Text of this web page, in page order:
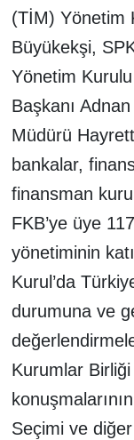
(TİM) Yönetim
Büyükekşi,
Yönetim
Başkanı
Müdürü
bankalar,
finansman
FKB’ye üye
yönetiminin
Kurul’da
durumuna ve
Kurumlar Birliği
Seçimi ve